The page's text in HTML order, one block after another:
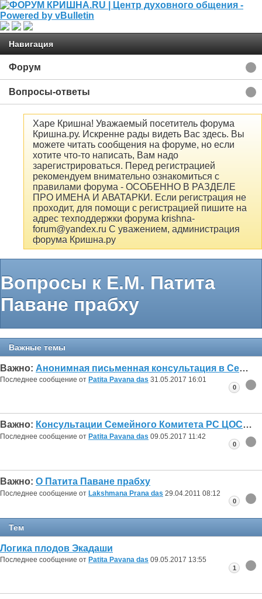
Навигация
Форум
Вопросы-ответы
Харе Кришна! Уважаемый посетитель форума
Кришна.ру. Искренне рады видеть Вас здесь. Вы
можете читать сообщения на форуме, но если
хотите что-то написать, Вам надо
зарегистрироваться. Перед регистрацией
рекомендуем внимательно ознакомиться с
правилами форума - ОСОБЕННО В РАЗДЕЛЕ
ПРО ИМЕНА И АВАТАРКИ. Если регистрация не
проходит, для помощи с регистрацией пишите на
адрес техподдержки форума krishna-
forum@yandex.ru С уважением, администрация
форума Кришна.ру
Вопросы к Е.М. Патита
Паване прабху
Важные темы
Важно: Анонимная письменная консультация в Семейном Комитете при РС ЦОСКР!
Последнее сообщение от Patita Pavana das 31.05.2017 16:01
0
Важно: Консультации Семейного Комитета РС ЦОСКР
Последнее сообщение от Patita Pavana das 09.05.2017 11:42
0
Важно: О Патита Паване прабху
Последнее сообщение от Lakshmana Prana das 29.04.2011 08:12
0
Тем
Логика плодов Экадаши
Последнее сообщение от Patita Pavana das 09.05.2017 13:55
1